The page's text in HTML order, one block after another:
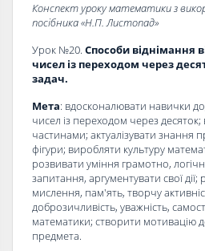
Конспект уроку математики з
посібника «Н.П. Листопад»
Урок №20. Способи віднімання
чисел із переходом через
задач.
Мета: вдосконалювати навички
чисел із переходом через
частинами; актуалізувати знання
фігури; виробляти культуру
розвивати уміння грамотно,
запитання, аргументувати свої дії;
мислення, пам'ять, творчу
доброзичливість, уважність,
математики; створити мотивацію
предмета.